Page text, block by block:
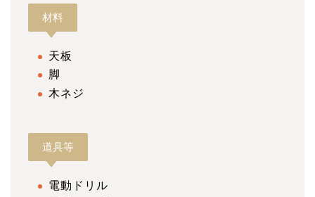
材料
天板
脚
木ネジ
道具等
電動ドリル